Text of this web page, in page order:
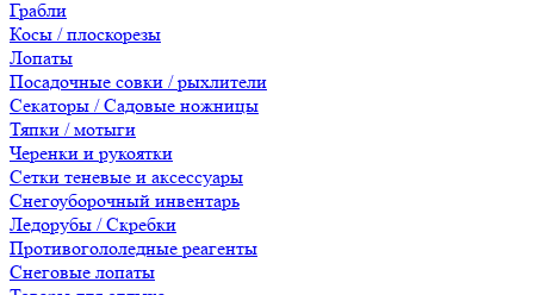
Грабли
Косы / плоскорезы
Лопаты
Посадочные совки / рыхлители
Секаторы / Садовые ножницы
Тяпки / мотыги
Черенки и рукоятки
Сетки теневые и аксессуары
Снегоуборочный инвентарь
Ледорубы / Скребки
Противогололедные реагенты
Снеговые лопаты